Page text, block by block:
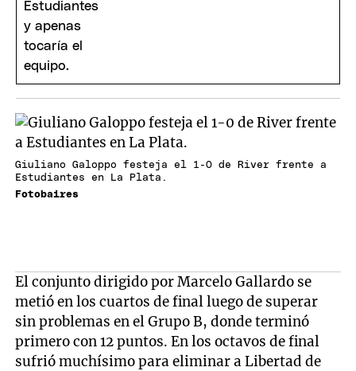
Giuliano Galoppo festeja el 1-0 de River frente a
Estudiantes en La Plata.
Fotobaires
El conjunto dirigido por Marcelo Gallardo se
metió en los cuartos de final luego de superar
sin problemas en el Grupo B, donde terminó
primero con 12 puntos. En los octavos de final
sufrió muchísimo para eliminar a Libertad de